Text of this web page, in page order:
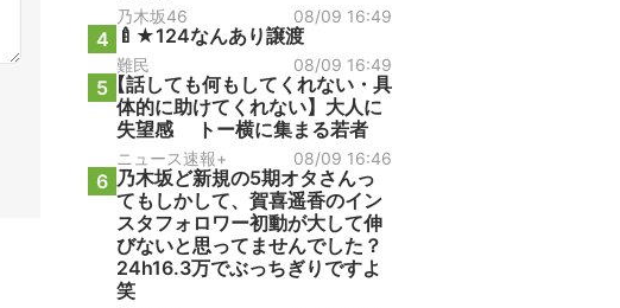
乃木坂46 08/09 16:49
4 🍼★124なんあり譲渡
難民 08/09 16:49
5【話しても何もしてくれない・具
体的に助けてくれない】大人に
失望感 トー横に集まる若者
ニュース速報+ 08/09 16:46
6 乃木坂ど新規の5期オタさんっ
てもしかして、賀喜遥香のイン
スタフォロワー初動が大して伸
びないと思ってませんでした？
24h16.3万でぶっちぎりですよ
笑